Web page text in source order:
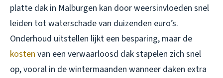
platte dak in Malburgen kan door weersinvloeden snel
leiden tot waterschade van duizenden euro’s.
Onderhoud uitstellen lijkt een besparing, maar de
kosten van een verwaarloosd dak stapelen zich snel
op, vooral in de wintermaanden wanneer daken extra